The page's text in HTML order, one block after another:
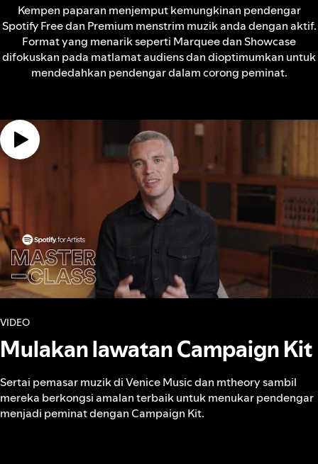
Kempen paparan menjemput kemungkinan pendengar
Spotify Free dan Premium menstrim muzik anda dengan aktif.
Format yang menarik seperti Marquee dan Showcase
difokuskan pada matlamat audiens dan dioptimumkan untuk
mendedahkan pendengar dalam corong peminat.
VIDEO
Mulakan lawatan Campaign Kit
Sertai pemasar muzik di Venice Music dan mtheory sambil
mereka berkongsi amalan terbaik untuk menukar pendengar
menjadi peminat dengan Campaign Kit.